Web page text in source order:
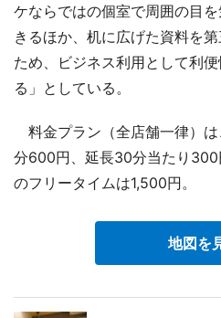
ケならではの個室で周囲の目
きるほか、机に広げた資料を
ため、ビジネス利用として利
る」としている。
料金プラン（全店舗一律）
分600円、延長30分当たり
のフリータイムは1,500円。
地図を